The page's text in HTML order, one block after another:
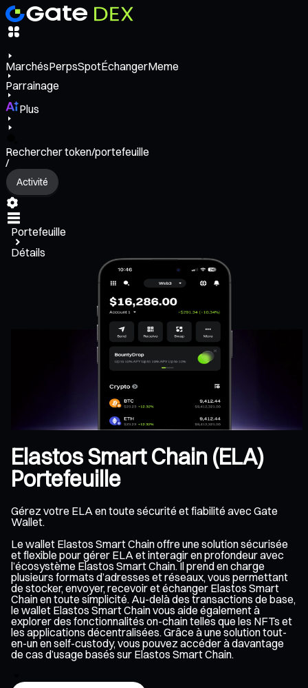
MarchésPerpsSpotÉchangerMeme
Parrainage
Plus
Rechercher token/portefeuille
/
Activité
Portefeuille
Détails
Elastos Smart Chain (ELA)
Portefeuille
Gérez votre ELA en toute sécurité et fiabilité avec Gate
Wallet.
Le wallet Elastos Smart Chain offre une solution sécurisée
et flexible pour gérer ELA et interagir en profondeur avec
l’écosystème Elastos Smart Chain. Il prend en charge
plusieurs formats d’adresses et réseaux, vous permettant
de stocker, envoyer, recevoir et échanger Elastos Smart
Chain en toute simplicité. Au-delà des transactions de base,
le wallet Elastos Smart Chain vous aide également à
explorer des fonctionnalités on-chain telles que les NFTs et
les applications décentralisées. Grâce à une solution tout-
en-un en self-custody, vous pouvez accéder à davantage
de cas d’usage basés sur Elastos Smart Chain.